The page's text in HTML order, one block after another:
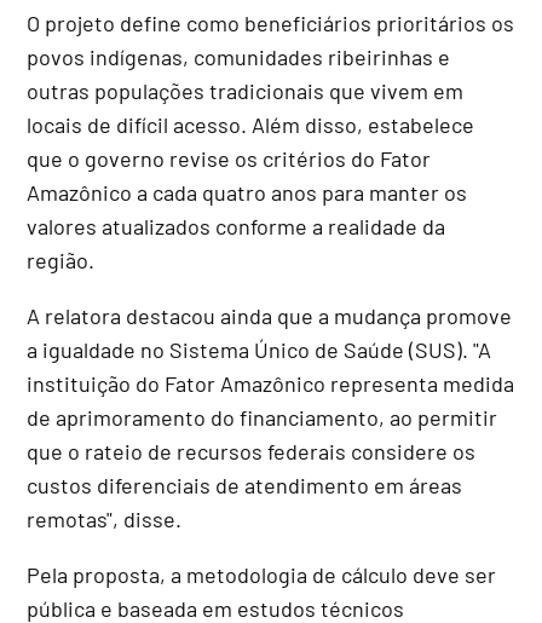
O projeto define como beneficiários prioritários os
povos indígenas, comunidades ribeirinhas e
outras populações tradicionais que vivem em
locais de difícil acesso. Além disso, estabelece
que o governo revise os critérios do Fator
Amazônico a cada quatro anos para manter os
valores atualizados conforme a realidade da
região.
A relatora destacou ainda que a mudança promove
a igualdade no Sistema Único de Saúde (SUS). "A
instituição do Fator Amazônico representa medida
de aprimoramento do financiamento, ao permitir
que o rateio de recursos federais considere os
custos diferenciais de atendimento em áreas
remotas", disse.
Pela proposta, a metodologia de cálculo deve ser
pública e baseada em estudos técnicos